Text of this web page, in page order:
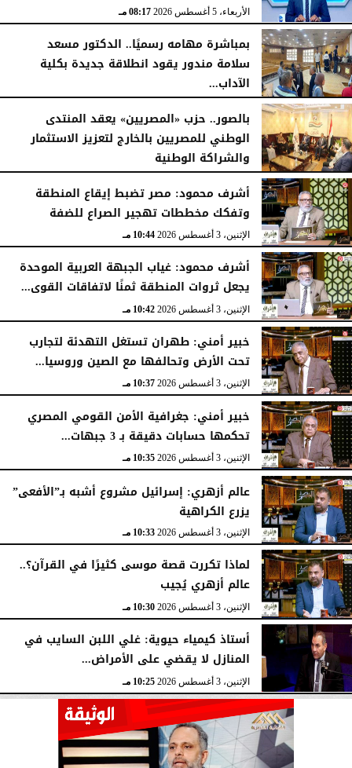
الأربعاء، 5 أغسطس 2026 08:17 مـ
بمباشرة مهامه رسميًا.. الدكتور مسعد
سلامة مندور يقود انطلاقة جديدة بكلية
الآداب...
الأربعاء، 5 أغسطس 2026
بالصور.. حزب «المصريين» يعقد المنتدى
الوطني للمصريين بالخارج لتعزيز الاستثمار
والشراكة الوطنية
الثلاثاء، 4 أغسطس 2026
أشرف محمود: مصر تضبط إيقاع المنطقة
وتفكك مخططات تهجير الصراع للضفة
الإثنين، 3 أغسطس 2026 10:44 مـ
أشرف محمود: غياب الجبهة العربية الموحدة
يجعل ثروات المنطقة ثمنًا لاتفاقات القوى...
الإثنين، 3 أغسطس 2026 10:42 مـ
خبير أمني: طهران تستغل التهدئة لتجارب
تحت الأرض وتحالفها مع الصين وروسيا...
الإثنين، 3 أغسطس 2026 10:37 مـ
خبير أمني: جغرافية الأمن القومي المصري
تحكمها حسابات دقيقة بـ 3 جبهات...
الإثنين، 3 أغسطس 2026 10:35 مـ
عالم أزهري: إسرائيل مشروع أشبه بـ”الأفعى”
يزرع الكراهية
الإثنين، 3 أغسطس 2026 10:33 مـ
لماذا تكررت قصة موسى كثيرًا في القرآن؟..
عالم أزهري يُجيب
الإثنين، 3 أغسطس 2026 10:30 مـ
أستاذ كيمياء حيوية: غلي اللبن السايب في
المنازل لا يقضي على الأمراض...
الإثنين، 3 أغسطس 2026 10:25 مـ